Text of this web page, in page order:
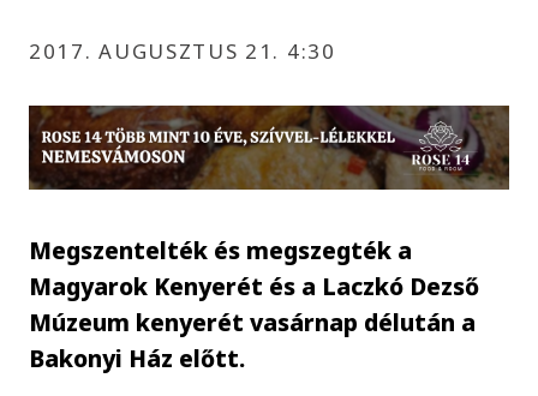
2017. AUGUSZTUS 21. 4:30
Megszentelték és megszegték a
Magyarok Kenyerét és a Laczkó Dezső
Múzeum kenyerét vasárnap délután a
Bakonyi Ház előtt.